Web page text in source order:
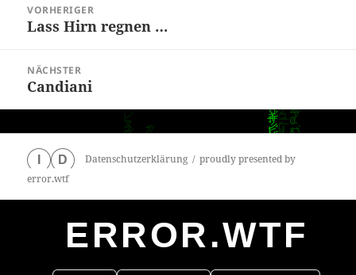
VORHERIGER
Vorheriger
Lass Hirn regnen …
NÄCHSTER
Nächster
Beitrag:
Candiani
D Datenschutzerklärung
proudly presented by
error.wtf
ERROR.WTF